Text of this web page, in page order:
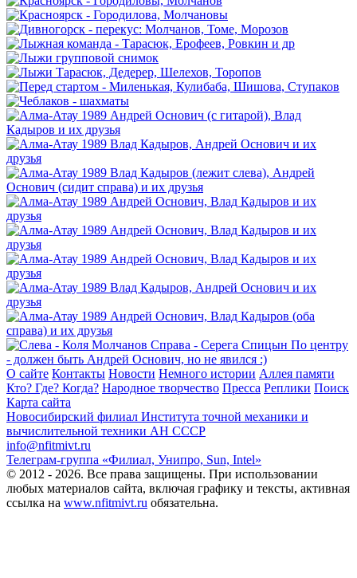
О сайте Контакты Новости Немного истории Аллея памяти
Кто? Где? Когда? Народное творчество Пресса Реплики Поиск
Карта сайта
Новосибирский филиал Института точной механики и
вычислительной техники АН СССР
info@nfitmivt.ru
Телеграм-группа «Филиал, Унипро, Sun, Intel»
© 2012 - 2026. Все права защищены. При использовании
любых материалов сайта, включая графику и тексты, активная
ссылка на www.nfitmivt.ru обязательна.